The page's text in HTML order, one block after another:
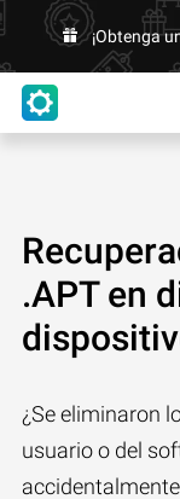
¡Obtenga
.APT en
¿Se eliminaron
usuario o del